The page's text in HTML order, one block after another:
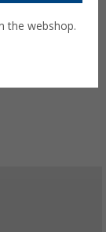
the webshop.